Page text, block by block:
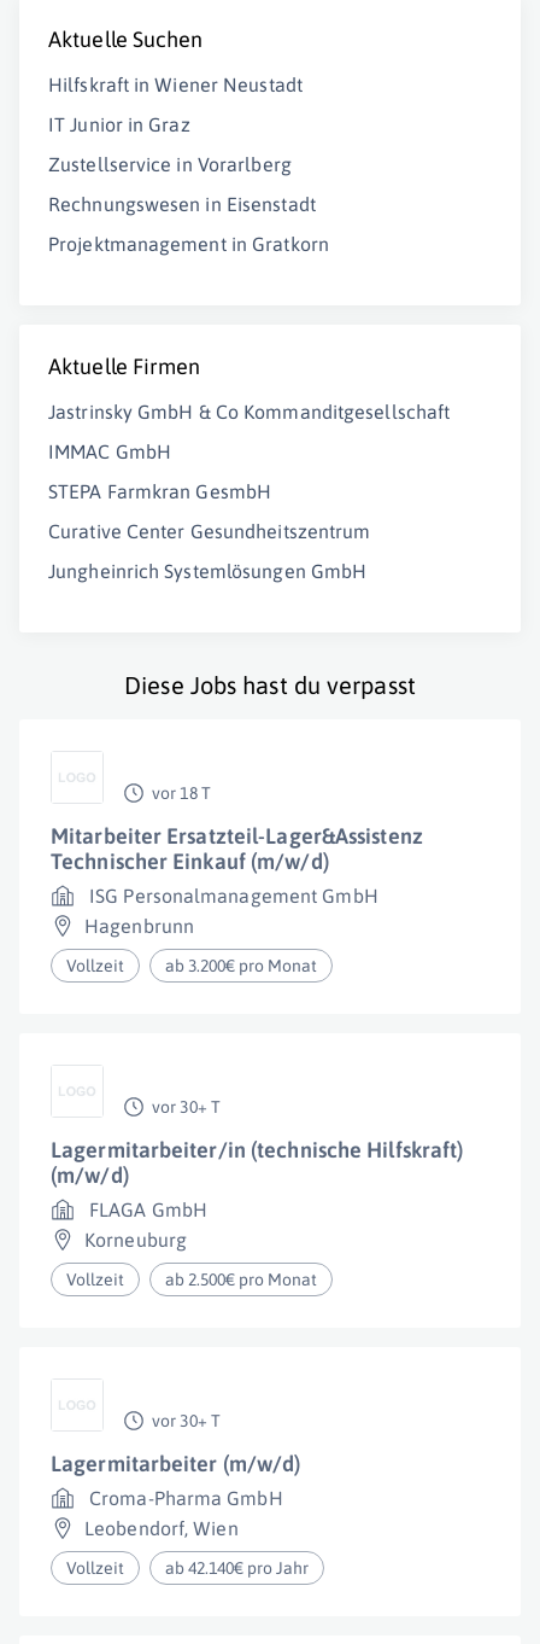
Aktuelle Suchen
Hilfskraft in Wiener Neustadt
IT Junior in Graz
Zustellservice in Vorarlberg
Rechnungswesen in Eisenstadt
Projektmanagement in Gratkorn
Aktuelle Firmen
Jastrinsky GmbH & Co Kommanditgesellschaft
IMMAC GmbH
STEPA Farmkran GesmbH
Curative Center Gesundheitszentrum
Jungheinrich Systemlösungen GmbH
Diese Jobs hast du verpasst
vor 18 T
Mitarbeiter Ersatzteil-Lager&Assistenz
Technischer Einkauf (m/w/d)
ISG Personalmanagement GmbH
Hagenbrunn
Vollzeit ab 3.200€ pro Monat
vor 30+ T
Lagermitarbeiter/in (technische Hilfskraft)
(m/w/d)
FLAGA GmbH
Korneuburg
Vollzeit ab 2.500€ pro Monat
vor 30+ T
Lagermitarbeiter (m/w/d)
Croma-Pharma GmbH
Leobendorf,Wien
Vollzeit ab 42.140€ pro Jahr